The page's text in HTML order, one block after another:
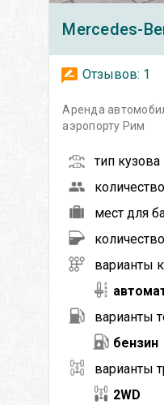
Mercedes-
Отзывов: 1
Аренда
аэропорту Рим
тип кузова
мест для
варианты
варианты
бензин
варианты
2WD